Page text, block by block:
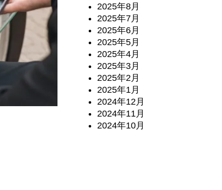
2025年8月
2025年7月
2025年6月
2025年5月
2025年4月
2025年3月
2025年2月
2025年1月
2024年12月
2024年11月
2024年10月